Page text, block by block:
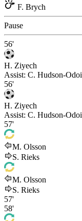
F. Brych
Pause
56'
H. Ziyech
Assist: C. Hudson-Odoi
56'
H. Ziyech
Assist: C. Hudson-Odoi
57'
M. Olsson
S. Rieks
M. Olsson
S. Rieks
57'
58'